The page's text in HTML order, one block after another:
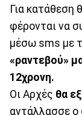
Για κατάθεση
φέρονται να
μέσω sms με
«ραντεβού»
12χρονη.
Οι Αρχές θα
αντάλλασσε ο